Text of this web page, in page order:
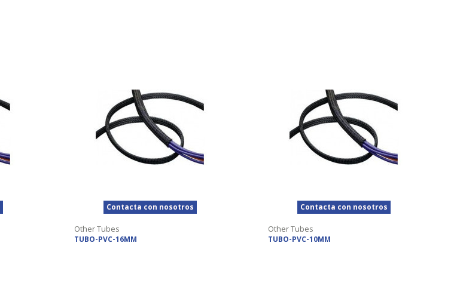
Contacta con nosotros
Other Tubes
TUBO-PVC-16MM
Contacta con nosotros
Other Tubes
TUBO-PVC-10MM